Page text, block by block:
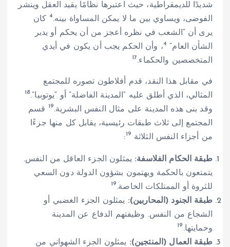
شديدًا للديمقراطية، حيث اعتبرها نظامًا يقيد العقل وينشر
الفوضى، ويساوي بين ما لا يمكن المساواة بينه.4
كان
يرى أن “الشعب في نظره أعجز من أن يحكم أو يدبر
الشأن العام” 4، وأن الحكم يجب أن يكون في أيدي
المتخصصين والحكماء.17
في مقابل هذا النقد، قدم أفلاطون تصوره للمجتمع
المثالي، الذي أطلق عليه “المدينة الفاضلة” أو “يوتوبيا”.18
وقد بنى هذه المدينة على مثال النفس البشرية.19
قسم
المجتمع إلى ثلاث طبقات رئيسية، يقابل كل منها جزءًا
من أجزاء النفس الثلاثة 19
:
طبقة الحكام الفلاسفة: يمثلون الجزء العاقل من النفس.
يتمتعون بالحكمة ويهتمون بشؤون الدولة دون السعي
للثروة أو الممتلكات الخاصة.19
طبقة الجنود (المحاربين): يمثلون الجزء الغضبي أو
الشجاع من النفس. وظيفتهم الدفاع عن المدينة
وحمايتها. 19
طبقة العمال (المنتجين): يمثلون الجزء الشهواني من